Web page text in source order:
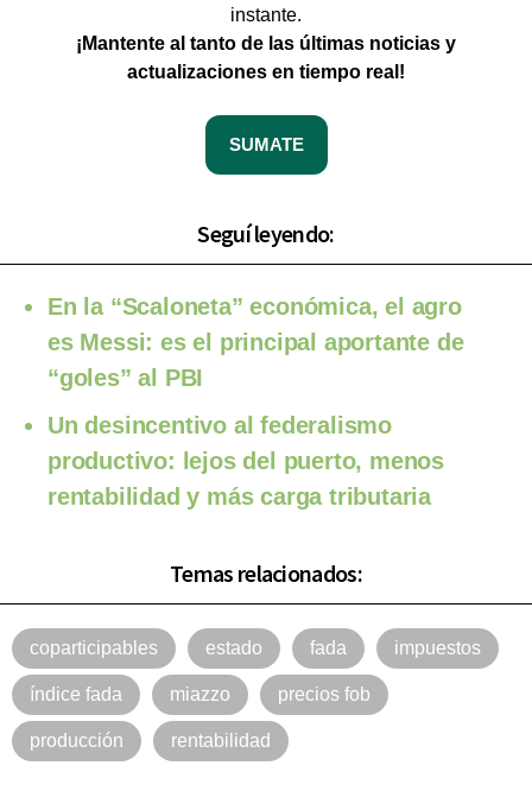
instante.
¡Mantente al tanto de las últimas noticias y
actualizaciones en tiempo real!
SUMATE
Seguí leyendo:
En la “Scaloneta” económica, el agro
es Messi: es el principal aportante de
“goles” al PBI
Un desincentivo al federalismo
productivo: lejos del puerto, menos
rentabilidad y más carga tributaria
Temas relacionados:
coparticipables estado fada impuestos
índice fada miazzo precios fob
producción rentabilidad